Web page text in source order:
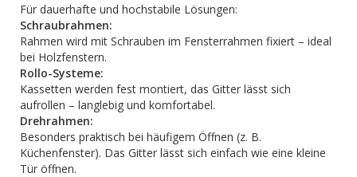
Für dauerhafte und hochstabile Lösungen:
Schraubrahmen:
Rahmen wird mit Schrauben im Fensterrahmen fixiert – ideal
bei Holzfenstern.
Rollo-Systeme:
Kassetten werden fest montiert, das Gitter lässt sich
aufrollen – langlebig und komfortabel.
Drehrahmen:
Besonders praktisch bei häufigem Öffnen (z. B.
Küchenfenster). Das Gitter lässt sich einfach wie eine kleine
Tür öffnen.